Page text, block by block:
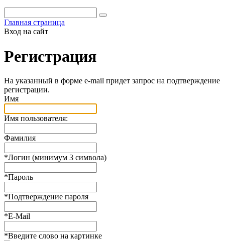
Главная страница
Вход на сайт
Регистрация
На указанный в форме e-mail придет запрос на подтверждение
регистрации.
Имя
Имя пользователя:
Фамилия
*Логин (минимум 3 символа)
*Пароль
*Подтверждение пароля
*E-Mail
*Введите слово на картинке